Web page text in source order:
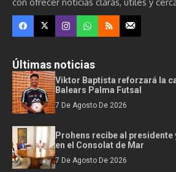
Últimas noticias
Viktor Baptista reforzará la
Balears Palma Futsal
7 De Agosto De 2026
Prohens recibe al presidente
en el Consolat de Mar
7 De Agosto De 2026